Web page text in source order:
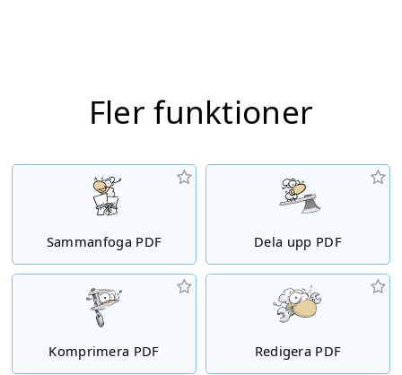
Fler funktioner
Sammanfoga PDF Dela upp PDF
Komprimera PDF Redigera PDF